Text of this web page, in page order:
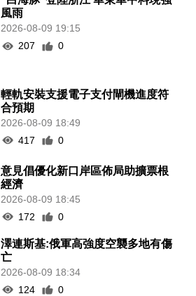
風雨
2026-08-09 19:15
207
0
輕軌安裝支援電子支付閘機進度符
合預期
2026-08-09 18:49
417
0
意見倡優化新口岸區佈局助擴票根
經濟
2026-08-09 18:45
172
0
澤連斯基:俄軍高強度空襲多地有傷
亡
2026-08-09 18:34
124
0